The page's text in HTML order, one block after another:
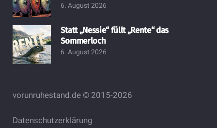
6. August 2026
Statt „Nessie“ füllt „Rente“ das
Sommerloch
6. August 2026
vorunruhestand.de © 2015-2026
Datenschutzerklärung